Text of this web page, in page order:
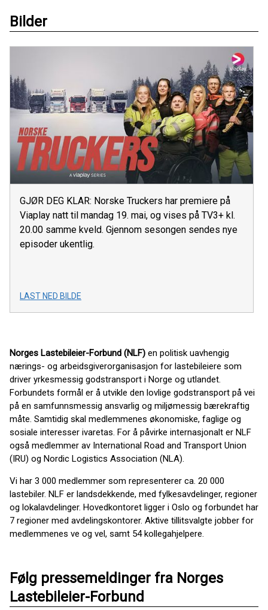
Bilder
GJØR DEG KLAR: Norske Truckers har premiere på
Viaplay natt til mandag 19. mai, og vises på TV3+ kl.
20.00 samme kveld. Gjennom sesongen sendes nye
episoder ukentlig.
LAST NED BILDE
Norges Lastebileier-Forbund (NLF) en politisk uavhengig
nærings- og arbeidsgiverorganisasjon for lastebileiere som
driver yrkesmessig godstransport i Norge og utlandet.
Forbundets formål er å utvikle den lovlige godstransport på vei
på en samfunnsmessig ansvarlig og miljømessig bærekraftig
måte. Samtidig skal medlemmenes økonomiske, faglige og
sosiale interesser ivaretas. For å påvirke internasjonalt er NLF
også medlemmer av International Road and Transport Union
(IRU) og Nordic Logistics Association (NLA).
Vi har 3 000 medlemmer som representerer ca. 20 000
lastebiler. NLF er landsdekkende, med fylkesavdelinger, regioner
og lokalavdelinger. Hovedkontoret ligger i Oslo og forbundet har
7 regioner med avdelingskontorer. Aktive tillitsvalgte jobber for
medlemmenes ve og vel, samt 54 kollegahjelpere.
Følg pressemeldinger fra Norges
Lastebileier-Forbund